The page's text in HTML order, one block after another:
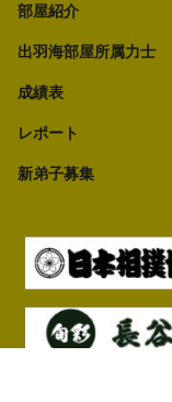
部屋紹介
出羽海部屋所属力士
成績表
レポート
新弟子募集